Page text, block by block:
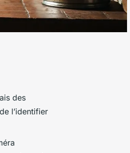
des
l’identifier